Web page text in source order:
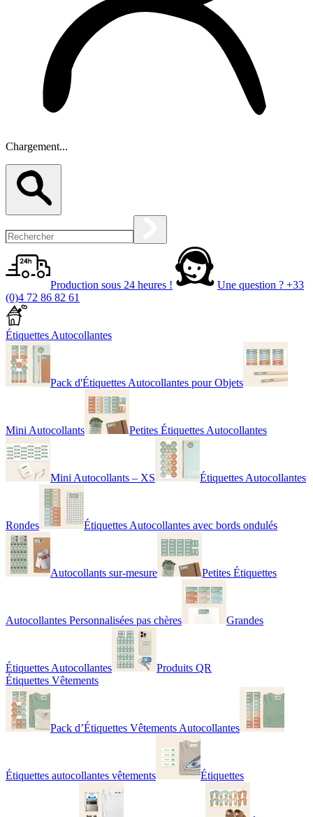
Chargement...
Production sous 24 heures ! Une question ? +33
(0)4 72 86 82 61
Étiquettes Autocollantes
Pack d'Étiquettes Autocollantes pour Objets
Mini Autocollants Petites Étiquettes Autocollantes
Mini Autocollants – XS Étiquettes Autocollantes
Rondes Étiquettes Autocollantes avec bords ondulés
Autocollants sur-mesure Petites Étiquettes
Autocollantes Personnalisées pas chères Grandes
Étiquettes Autocollantes
Produits QR
Étiquettes Vêtements
Pack d’Étiquettes Vêtements Autocollantes
Étiquettes autocollantes vêtements Étiquettes